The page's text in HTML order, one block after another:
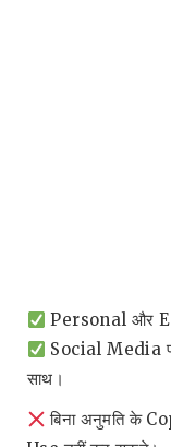
Personal और
Social Media
साथ।
बिना अनुमति के